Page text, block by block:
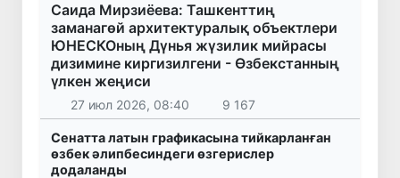
Саида Мирзиёева: Ташкенттиң
заманагөй архитектуралық объектлери
ЮНЕСКОның Дүнья жүзилик мийрасы
дизимине киргизилгени - Өзбекстанның
үлкен жеңиси
27 июл 2026, 08:40 9 167
Сенатта латын графикасына тийкарланған
өзбек әлипбесиндеги өзгерислер
додаланды